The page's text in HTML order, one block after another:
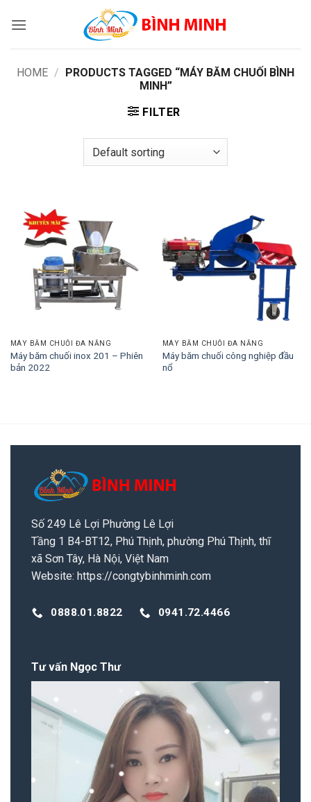
HOME / PRODUCTS TAGGED “MÁY BĂM CHUỐI BÌNH
MINH”
FILTER
MÁY BĂM CHUỐI ĐA NĂNG
Máy băm chuối inox 201 – Phiên
bản 2022
MÁY BĂM CHUỐI ĐA NĂNG
Máy băm chuối công nghiệp đầu
nổ
Số 249 Lê Lợi Phường Lê Lợi
Tầng 1 B4-BT12, Phú Thịnh, phường Phú Thịnh, thĩ
xã Sơn Tây, Hà Nội, Việt Nam
Website: https://congtybinhminh.com
0888.01.8822 0941.72.4466
Tư vấn Ngọc Thư